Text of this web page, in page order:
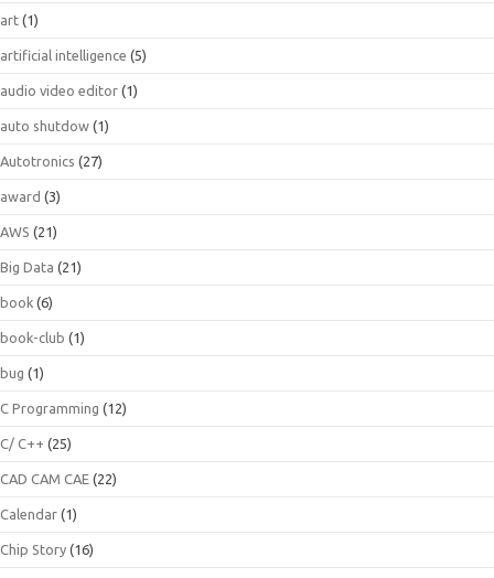
art (1)
artificial intelligence (5)
audio video editor (1)
auto shutdow (1)
Autotronics (27)
award (3)
AWS (21)
Big Data (21)
book (6)
book-club (1)
bug (1)
C Programming (12)
C/ C++ (25)
CAD CAM CAE (22)
Calendar (1)
Chip Story (16)